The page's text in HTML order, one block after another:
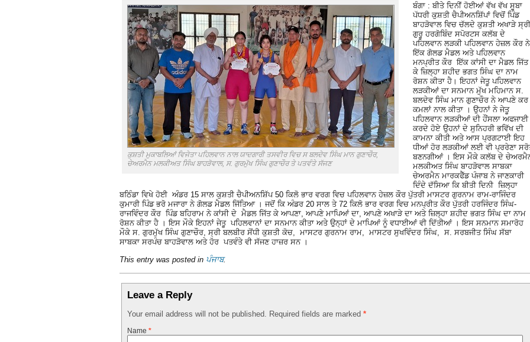
ਕੁਸ਼ਤੀ ਮੁਕਾਬਲਿਆਂ ਵਿਜੇਤਾ ਪਹਿਲਵਾਨ ਨਾਲ ਯਾਦਗਾਰੀ ਤਸਵੀਰ ਵਿਚ ਸ ਬਲਦੇਵ ਸਿੰਘ ਮਾਨ ਗੁਣਾਚੌਰ,
ਚੇਅਰਮੈਨ ਮਲਕੀਅਤ ਸਿੰਘ ਬਾਹੜੋਵਾਲ, ਸ. ਗੁਰਮੁੱਖ ਸਿੰਘ ਗੁਣਾਚੌਰ ਤੇ ਪਤਵੰਤੇ ਸੱਜਣ
ਬੰਗਾ : ਬੀਤੇ ਦਿਨੀਂ ਹੋਈਆਂ ਵੱਖ ਵੱਖ ਸੂਬਾ
ਪੱਧਰੀ ਕੁਸ਼ਤੀ ਚੈਪੀਅਨਸ਼ਿੱਪਾਂ ਵਿਚੋਂ ਪਿੰਡ
ਬਾਹੜੋਵਾਲ ਵਿਚ ਚੱਲਦੇ ਕੁਸ਼ਤੀ ਅਖਾੜੇ ਸ੍ਰੀ
ਗੁਰੂ ਹਰਗੋਬਿੰਦ ਸਪੋਰਟਸ ਕਲੱਬ ਦੇ
ਪਹਿਲਵਾਨ ਲੜਕੀ ਪਹਿਲਵਾਨ ਹੇਜ਼ਲ ਕੌਰ ਨੇ
ਇੱਕ ਗੋਲਡ ਮੈਡਲ ਅਤੇ ਪਹਿਲਵਾਨ
ਮਨਪ੍ਰੀਤ ਕੌਰ ਇੱਕ ਕਾਂਸੀ ਦਾ ਮੈਡਲ ਜਿੱਤ
ਕੇ ਜ਼ਿਲ੍ਹਾ ਸ਼ਹੀਦ ਭਗਤ ਸਿੰਘ ਦਾ ਨਾਮ
ਰੋਸ਼ਨ ਕੀਤਾ ਹੈ। ਇਹਨਾਂ ਜੇਤੂ ਪਹਿਲਵਾਨ
ਲੜਕੀਆਂ ਦਾ ਸਨਮਾਨ ਮੁੱਖ ਮਹਿਮਾਨ ਸ.
ਬਲਦੇਵ ਸਿੰਘ ਮਾਨ ਗੁਣਾਚੌਰ ਨੇ ਆਪਣੇ ਕਰ
ਕਮਲਾਂ ਨਾਲ ਕੀਤਾ । ਉਹਨਾਂ ਨੇ ਜੇਤੂ
ਪਹਿਲਵਾਨ ਲੜਕੀਆਂ ਦੀ ਹੌਂਸਲਾ ਅਫਜਾਈ
ਕਰਦੇ ਹੋਏ ਉਹਨਾਂ ਦੇ ਸੁਨਿਹਰੀ ਭਵਿੱਖ ਦੀ
ਕਾਮਨਾ ਕੀਤੀ ਅਤੇ ਆਸ ਪ੍ਰਗਟਾਈ ਇਹ
ਧੀਆਂ ਹੋਰ ਲੜਕੀਆਂ ਲਈ ਵੀ ਪ੍ਰਰੇਣਾ
ਬਣਨਗੀਆਂ । ਇਸ ਮੌਕੇ ਕਲੱਬ ਦੇ
ਮਲਕੀਅਤ ਸਿੰਘ ਬਾਹੜੋਵਾਲ ਸਾਬਕਾ
ਚੇਅਰਮੈਨ ਮਾਰਕਫੈੱਡ ਪੰਜਾਬ ਨੇ ਜਾਣਕਾਰੀ
ਦਿੰਦੇ ਦੱਸਿਆ ਕਿ ਬੀਤੀ ਦਿਨੀ ਜ਼ਿਲ੍ਹਾ
ਬਠਿੰਡਾ ਵਿਖੇ ਹੋਈ ਅੰਡਰ 15 ਸਾਲ ਕੁਸ਼ਤੀ ਚੈਪੀਅਨਸ਼ਿੱਪ 50 ਕਿਲੋ ਭਾਰ ਵਰਗ ਵਿਚ ਪਹਿਲਵਾਨ ਹੇਜ਼ਲ ਕੌਰ ਪੁੱਤਰੀ ਮਾਸਟਰ ਗੁਰਨਾਮ ਰਾਮ-ਰਾਜਿੰਦਰ
ਕੁਮਾਰੀ ਪਿੰਡ ਭਰੋ ਮਜਾਰਾ ਨੇ ਗੋਲਡ ਮੈਡਲ ਜਿੱਤਿਆ । ਜਦੋਂ ਕਿ ਅੰਡਰ 20 ਸਾਲ ਤੇ 72 ਕਿਲੋ ਭਾਰ ਵਰਗ ਵਿਚ ਮਨਪ੍ਰੀਤ ਕੌਰ ਪੁੱਤਰੀ ਹਰਜਿੰਦਰ ਸਿੰਘ-
ਰਾਜਵਿੰਦਰ ਕੌਰ ਪਿੰਡ ਬਹਿਰਾਮ ਨੇ ਕਾਂਸੀ ਦੇ ਮੈਡਲ ਜਿੱਤ ਕੇ ਆਪਣਾ, ਆਪਣੇ ਮਾਪਿਆਂ ਦਾ, ਆਪਣੇ ਅਖਾੜੇ ਦਾ ਅਤੇ ਜ਼ਿਲ੍ਹਾ ਸ਼ਹੀਦ ਭਗਤ ਸਿੰਘ ਦਾ ਨਾਮ
ਰੋਸ਼ਨ ਕੀਤਾ ਹੈ । ਇਸ ਮੌਕੇ ਇਹਨਾਂ ਜੇਤੂ ਪਹਿਲਵਾਨਾਂ ਦਾ ਸਨਮਾਨ ਕੀਤਾ ਅਤੇ ਉਨ੍ਹਾਂ ਦੇ ਮਾਪਿਆਂ ਨੂੰ ਵਧਾਈਆਂ ਵੀ ਦਿੱਤੀਆਂ । ਇਸ ਸਨਮਾਨ ਸਮਾਰੋਹ
ਮੌਕੇ ਸ. ਗੁਰਮੁੱਖ ਸਿੰਘ ਗੁਣਾਚੌਰ, ਸ੍ਰੀ ਬਲਬੀਰ ਸੋਂਧੀ ਕੁਸ਼ਤੀ ਕੋਚ, ਮਾਸਟਰ ਗੁਰਨਾਮ ਰਾਮ, ਮਾਸਟਰ ਸੁਖਵਿੰਦਰ ਸਿੰਘ, ਸ. ਸਰਬਜੀਤ ਸਿੰਘ ਸੱਬਾ
ਸਾਬਕਾ ਸਰਪੰਚ ਬਾਹੜੋਵਾਲ ਅਤੇ ਹੋਰ ਪਤਵੰਤੇ ਵੀ ਸੱਜਣ ਹਾਜ਼ਰ ਸਨ ।
This entry was posted in ਪੰਜਾਬ.
Leave a Reply
Your email address will not be published. Required fields are marked *
Name *